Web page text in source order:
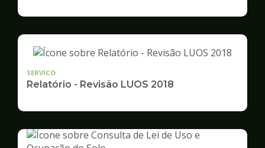
SERVICO
Relatório - Revisão LUOS 2018